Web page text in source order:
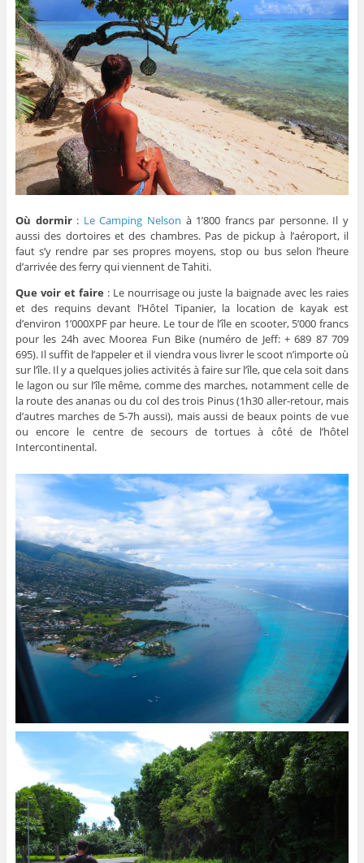
Où dormir : Le Camping Nelson à 1’800 francs par personne. Il y
aussi des dortoires et des chambres. Pas de pickup à l’aéroport, il
faut s’y rendre par ses propres moyens, stop ou bus selon l’heure
d’arrivée des ferry qui viennent de Tahiti.
Que voir et faire : Le nourrisage ou juste la baignade avec les raies
et des requins devant l’Hôtel Tipanier, la location de kayak est
d’environ 1’000XPF par heure. Le tour de l’île en scooter, 5’000 francs
pour les 24h avec Moorea Fun Bike (numéro de Jeff: + 689 87 709
695). Il suffit de l’appeler et il viendra vous livrer le scoot n’importe où
sur l’île. Il y a quelques jolies activités à faire sur l’île, que cela soit dans
le lagon ou sur l’île même, comme des marches, notamment celle de
la route des ananas ou du col des trois Pinus (1h30 aller-retour, mais
d’autres marches de 5-7h aussi), mais aussi de beaux points de vue
ou encore le centre de secours de tortues à côté de l’hôtel
Intercontinental.